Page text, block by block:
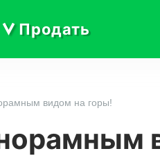
Продать
видом на горы!